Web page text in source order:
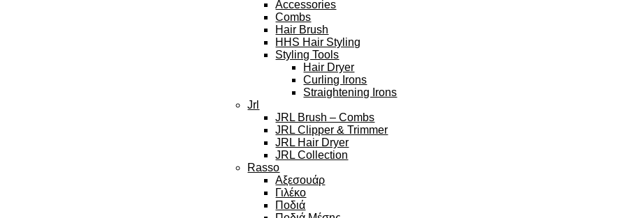
Accessories
Combs
Hair Brush
HHS Hair Styling
Styling Tools
Hair Dryer
Curling Irons
Straightening Irons
Jrl
JRL Brush – Combs
JRL Clipper & Trimmer
JRL Hair Dryer
JRL Collection
Rasso
Αξεσουάρ
Γιλέκο
Ποδιά